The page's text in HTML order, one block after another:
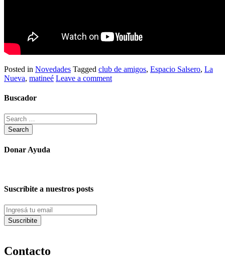
Posted in Novedades Tagged club de amigos, Espacio Salsero, La
Nueva, matineé Leave a comment
Buscador
Donar Ayuda
Suscríbite a nuestros posts
Contacto